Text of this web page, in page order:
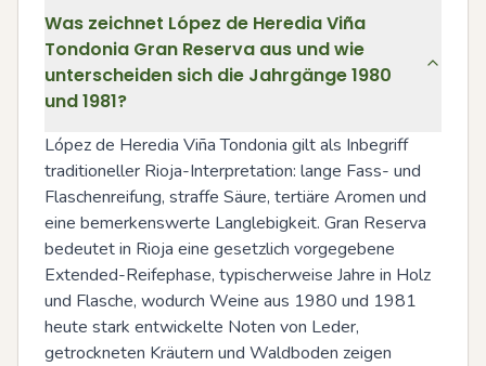
Was zeichnet López de Heredia Viña
Tondonia Gran Reserva aus und wie
unterscheiden sich die Jahrgänge 1980
und 1981?
López de Heredia Viña Tondonia gilt als Inbegriff
traditioneller Rioja-Interpretation: lange Fass- und
Flaschenreifung, straffe Säure, tertiäre Aromen und
eine bemerkenswerte Langlebigkeit. Gran Reserva
bedeutet in Rioja eine gesetzlich vorgegebene
Extended-Reifephase, typischerweise Jahre in Holz
und Flasche, wodurch Weine aus 1980 und 1981
heute stark entwickelte Noten von Leder,
getrockneten Kräutern und Waldboden zeigen